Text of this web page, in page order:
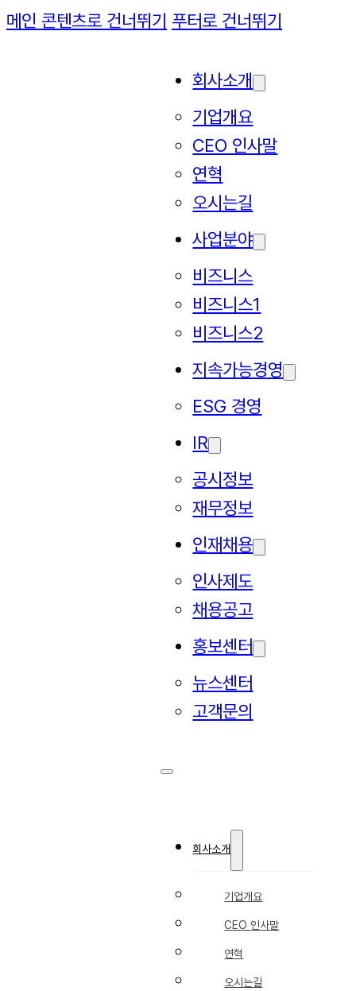
메인 콘텐츠로 건너뛰기 푸터로 건너뛰기
회사소개
기업개요
CEO 인사말
연혁
오시는길
사업분야
비즈니스
비즈니스1
비즈니스2
지속가능경영
ESG 경영
IR
공시정보
재무정보
인재채용
인사제도
채용공고
홍보센터
뉴스센터
고객문의
회사소개
기업개요
CEO 인사말
연혁
오시는길